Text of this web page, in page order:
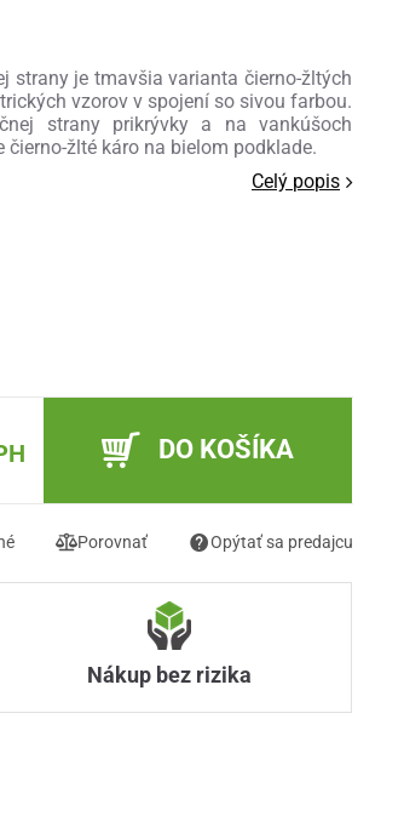
strany je tmavšia varianta čierno-žltých
vzorov v spojení so sivou farbou.
strany prikrývky a na vankúšoch
čierno-žlté káro na bielom podklade.
Celý popis
DO KOŠÍKA
Porovnať Opýtať sa predajcu
Nákup bez rizika